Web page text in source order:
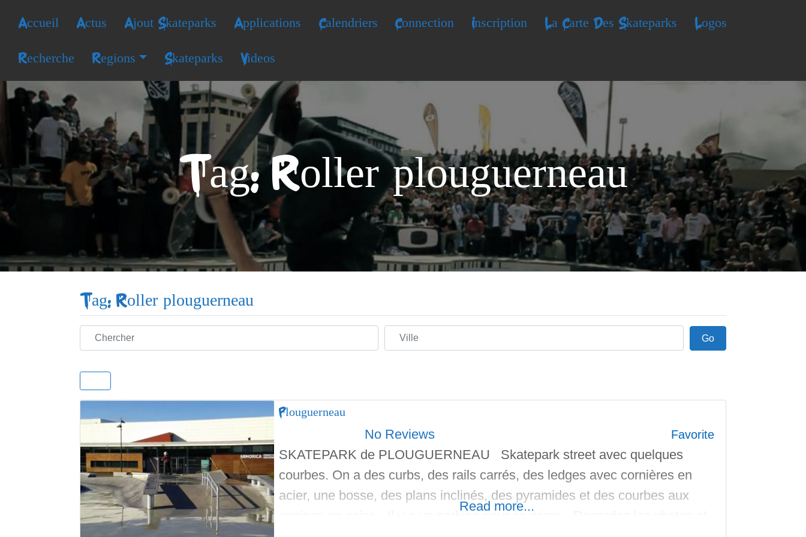
Accueil Actus Ajout Skateparks Applications Calendriers Connection Inscription La Carte Des Skateparks Logos
Recherche Regions Skateparks Videos
Tag: Roller plouguerneau
Tag: Roller plouguerneau
Chercher Ville GoGo
Plouguerneau
No Reviews Favorite
SKATEPARK de PLOUGUERNEAU Skatepark street avec quelques
courbes. On a des curbs, des rails carrés, des ledges avec cornières en
acier, une bosse, des plans inclinés, des pyramides et des courbes aux
copings en acier. Il y a un parking pour se garer. Regardez les photos et
Read more...